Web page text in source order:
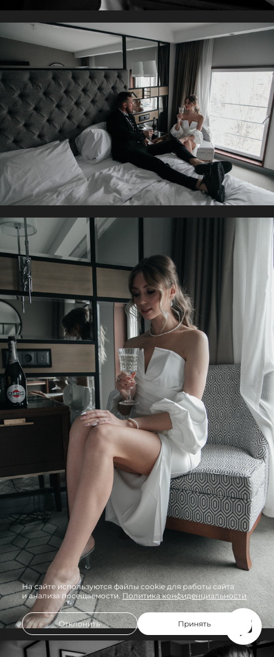
На сайте используются файлы cookie для работы сайта
и анализа посещаемости. Политика конфиденциальности
Отклонить Принять